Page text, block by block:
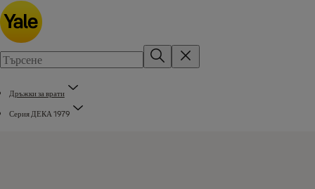
Дръжки за врати
Серия ДЕКА 1979